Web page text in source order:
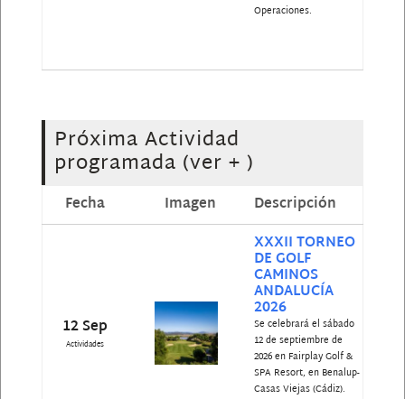
Operaciones.
Próxima Actividad
programada (ver + )
Fecha Imagen Descripción
12 Sep
Actividades
XXXII TORNEO
DE GOLF
CAMINOS
ANDALUCÍA
2026
Se celebrará el sábado
12 de septiembre de
2026 en Fairplay Golf &
SPA Resort, en Benalup-
Casas Viejas (Cádiz).